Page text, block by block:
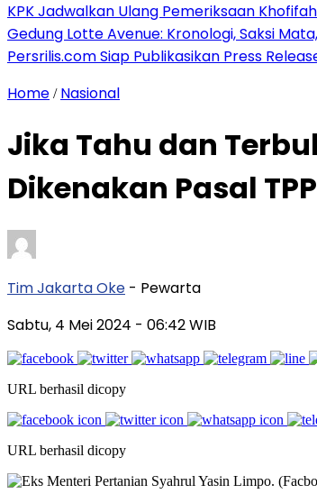
KPK Jadwalkan Ulang Pemeriksaan
Gedung Lotte Avenue: Kronologi, Saksi
Persrilis.com Siap Publikasikan Press
Home / Nasional
Jika Tahu dan
Dikenakan Pasal
Tim Jakarta Oke - Pewarta
Sabtu, 4 Mei 2024 - 06:42 WIB
URL berhasil dicopy
URL berhasil dicopy